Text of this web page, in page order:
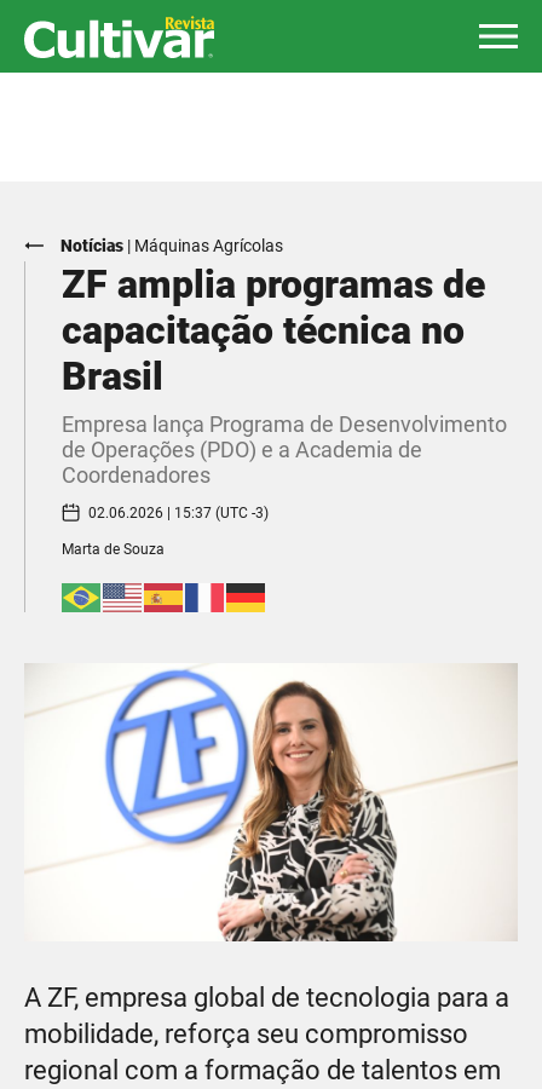
Notícias | Máquinas Agrícolas
ZF amplia programas de
capacitação técnica no
Brasil
Empresa lança Programa de Desenvolvimento
de Operações (PDO) e a Academia de
Coordenadores
02.06.2026 | 15:37 (UTC -3)
Marta de Souza
A ZF, empresa global de tecnologia para a
mobilidade, reforça seu compromisso
regional com a formação de talentos em